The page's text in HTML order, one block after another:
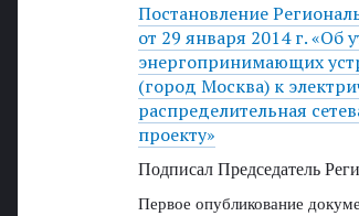
Постановление
от 29 января 2014 г. «Об
энергопринимающих
(город Москва) к
распределительная
проекту»
Подписал Председатель
Первое опубликование